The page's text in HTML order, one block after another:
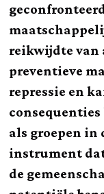
reikwijdte van
preventieve
repressie en
als groepen in
instrument
de